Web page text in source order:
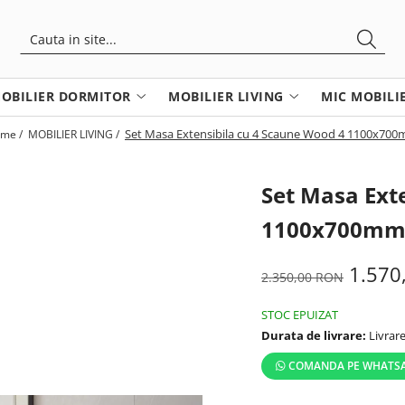
DORMITOR MOBILIER LIVING MIC
/ MOBILIER LIVING / Set Masa Extensibila cu 4 Scaune Wood 4
Set Masa
1100x700mm
2.350,00 RON
STOC EPUIZAT
Durata de livrare:
COMANDA PE